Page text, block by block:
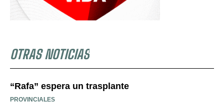
OTRAS NOTICIAS
“Rafa” espera un trasplante
PROVINCIALES